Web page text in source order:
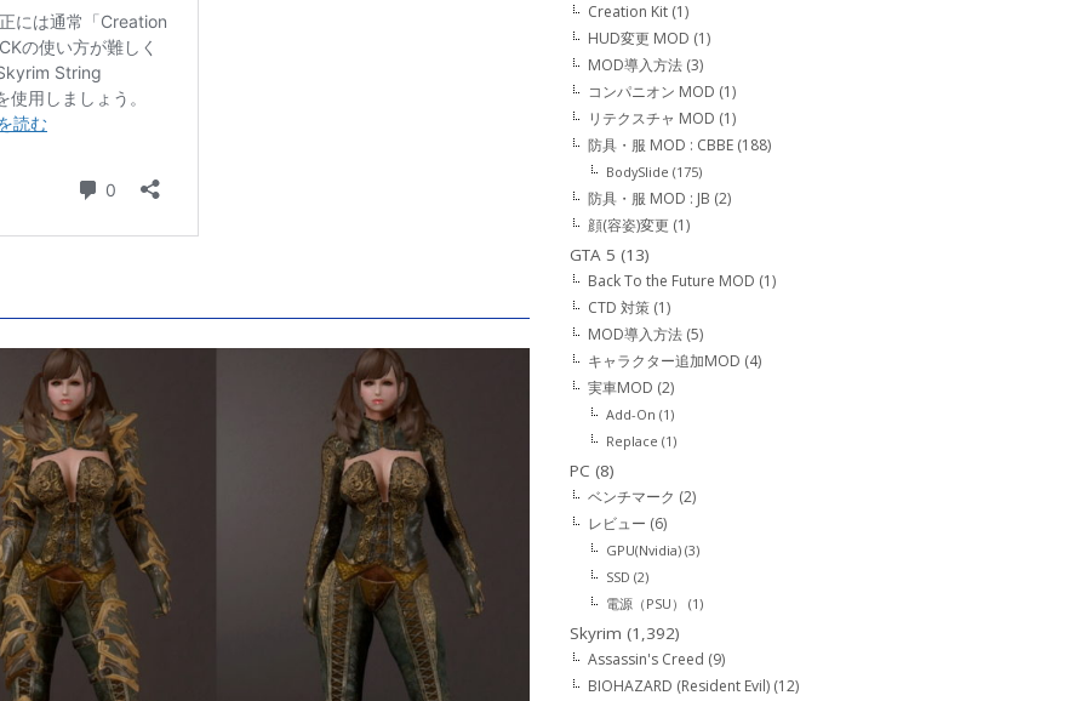
Creation Kit (1)
HUD変更 MOD (1)
MOD導入方法 (3)
コンパニオン MOD (1)
リテクスチャ MOD (1)
防具・服 MOD : CBBE (188)
BodySlide (175)
防具・服 MOD : JB (2)
顔(容姿)変更 (1)
GTA 5 (13)
Back To the Future MOD (1)
CTD 対策 (1)
MOD導入方法 (5)
キャラクター追加MOD (4)
実車MOD (2)
Add-On (1)
Replace (1)
PC (8)
ベンチマーク (2)
レビュー (6)
GPU(Nvidia) (3)
SSD (2)
電源（PSU）
(1)
Skyrim (1,392)
Assassin's Creed (9)
BIOHAZARD (Resident Evil) (12)